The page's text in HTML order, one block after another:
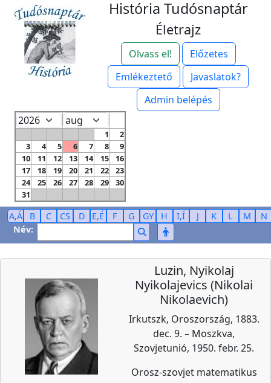
História Tudósnaptár
Életrajz
Olvass el!
Előzetes
Emlékeztető
Javaslatok?
Admin belépés
1
2
3
4 5 6 7 8
9
10
11 12 13 14 15
16
17
18 19 20 21 22
23
24
25 26 27 28 29
30
31
A,Á B C CS D E,É F G GY H I,Í J K L M
N
Név:
Luzin, Nyikolaj
Nyikolajevics (Nikolai
Nikolaevich)
Irkutszk, Oroszország, 1883.
dec. 9. – Moszkva,
Szovjetunió, 1950. febr. 25.
Orosz-szovjet matematikus